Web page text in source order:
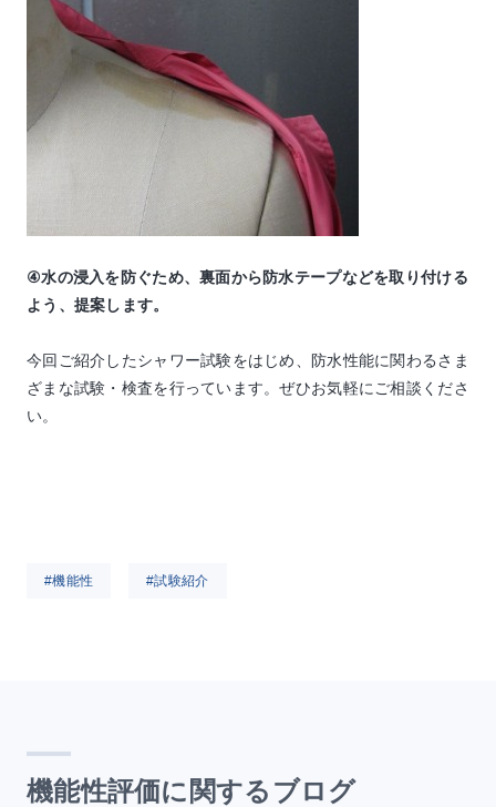
④水の浸入を防ぐため、裏面から防水テープなどを取り付ける
よう、提案します。
今回ご紹介したシャワー試験をはじめ、防水性能に関わるさま
ざまな試験・検査を行っています。ぜひお気軽にご相談くださ
い。
#機能性 #試験紹介
機能性評価に関するブログ